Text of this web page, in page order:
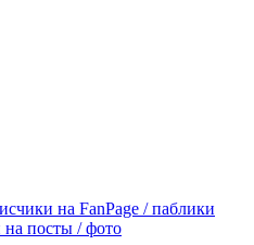
на FanPage / паблики
посты / фото